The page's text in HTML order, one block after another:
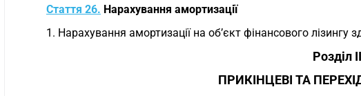
Стаття 26. Нарахування амортизації
1. Нарахування амортизації на об’єкт фінансового лізингу
Розділ III
ПРИКІНЦЕВІ ТА